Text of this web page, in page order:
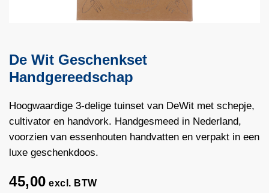
De Wit Geschenkset
Handgereedschap
Hoogwaardige 3-delige tuinset van DeWit met schepje,
cultivator en handvork. Handgesmeed in Nederland,
voorzien van essenhouten handvatten en verpakt in een
luxe geschenkdoos.
45,00 excl. BTW